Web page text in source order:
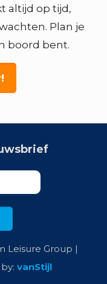
altijd op tijd,
Plan je
boord bent.
Leisure Group |
vanStijl